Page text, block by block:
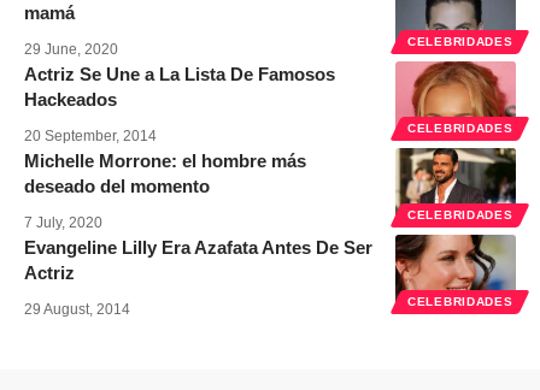
CELEBRIDADES
mamá
29 June, 2020
CELEBRIDADES
Actriz Se Une a La Lista De Famosos
Hackeados
20 September, 2014
CELEBRIDADES
Michelle Morrone: el hombre más
deseado del momento
7 July, 2020
CELEBRIDADES
Evangeline Lilly Era Azafata Antes De Ser
Actriz
29 August, 2014